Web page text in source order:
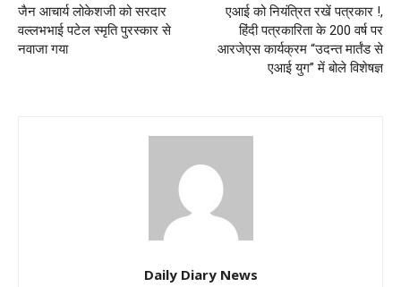
जैन आचार्य लोकेशजी को सरदार
वल्लभभाई पटेल स्मृति पुरस्कार से
नवाजा गया
एआई को नियंत्रित रखें पत्रकार !,
हिंदी पत्रकारिता के 200 वर्ष पर
आरजेएस कार्यक्रम “उदन्त मार्तंड से
एआई युग” में बोले विशेषज्ञ
Daily Diary News